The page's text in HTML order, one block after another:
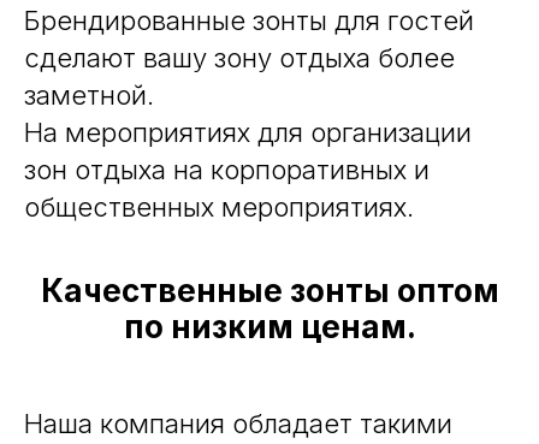
Брендированные зонты для гостей
сделают вашу зону отдыха более
заметной.
На мероприятиях для организации
зон отдыха на корпоративных и
общественных мероприятиях.
Качественные зонты оптом
по низким ценам.
Наша компания обладает такими